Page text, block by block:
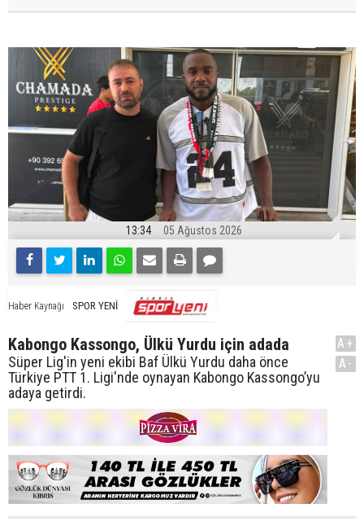
13:34 05 Ağustos 2026
Haber Kaynağı SPOR YENİ
Kabongo Kassongo, Ülkü Yurdu için adada
Süper Lig'in yeni ekibi Baf Ülkü Yurdu daha önce
Türkiye PTT 1. Ligi'nde oynayan Kabongo Kassongo’yu
adaya getirdi.
A+
A-